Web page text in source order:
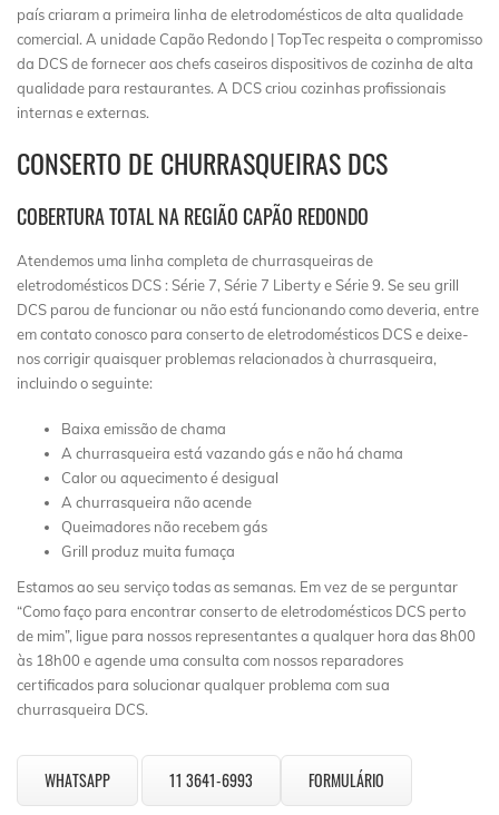
país criaram a primeira linha de eletrodomésticos de alta qualidade
comercial. A unidade Capão Redondo | TopTec respeita o compromisso
da DCS de fornecer aos chefs caseiros dispositivos de cozinha de alta
qualidade para restaurantes. A DCS criou cozinhas profissionais
internas e externas.
CONSERTO DE CHURRASQUEIRAS DCS
COBERTURA TOTAL NA REGIÃO CAPÃO REDONDO
Atendemos uma linha completa de churrasqueiras de
eletrodomésticos DCS : Série 7, Série 7 Liberty e Série 9. Se seu grill
DCS parou de funcionar ou não está funcionando como deveria, entre
em contato conosco para conserto de eletrodomésticos DCS e deixe-
nos corrigir quaisquer problemas relacionados à churrasqueira,
incluindo o seguinte:
Baixa emissão de chama
A churrasqueira está vazando gás e não há chama
Calor ou aquecimento é desigual
A churrasqueira não acende
Queimadores não recebem gás
Grill produz muita fumaça
Estamos ao seu serviço todas as semanas. Em vez de se perguntar
“Como faço para encontrar conserto de eletrodomésticos DCS perto
de mim”, ligue para nossos representantes a qualquer hora das 8h00
às 18h00 e agende uma consulta com nossos reparadores
certificados para solucionar qualquer problema com sua
churrasqueira DCS.
WHATSAPP 11 3641-6993 FORMULÁRIO